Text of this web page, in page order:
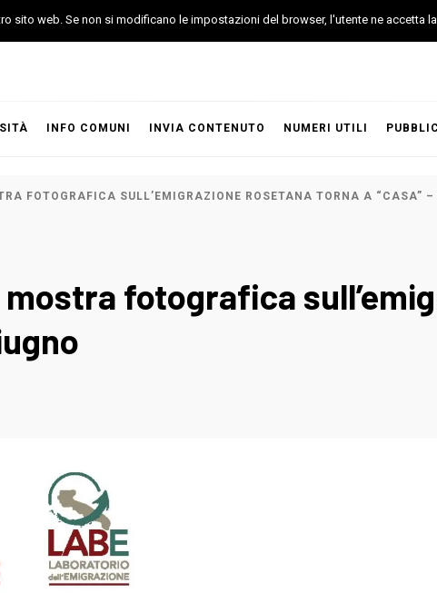
INFO COMUNI INVIA CONTENUTO NUMERI UTILI
FOTOGRAFICA SULL’EMIGRAZIONE ROSETANA TORNA A “CASA” –
fotografica
sito web. Se non si modificano le impostazioni del browser, l'utente ne accetta